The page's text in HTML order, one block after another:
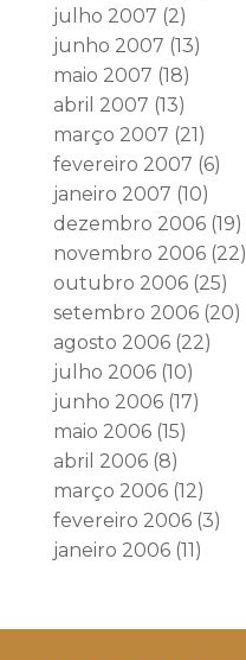
julho 2007 (2)
junho 2007 (13)
maio 2007 (18)
abril 2007 (13)
março 2007 (21)
fevereiro 2007 (6)
janeiro 2007 (10)
dezembro 2006(19)
novembro 2006(22)
outubro 2006(25)
setembro 2006(20)
agosto 2006(22)
julho 2006(10)
junho 2006(17)
maio 2006(15)
abril 2006(8)
março 2006(12)
fevereiro 2006(3)
janeiro 2006(11)